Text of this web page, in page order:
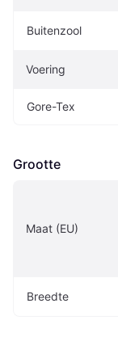
Buitenzool
Voering
Gore-Tex
Grootte
Maat (EU)
Breedte